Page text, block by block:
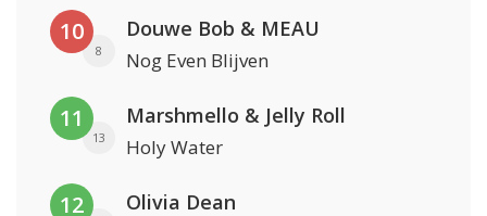
10
8
Douwe Bob & MEAU
Nog Even Blijven
11
13
Marshmello & Jelly Roll
Holy Water
12 Olivia Dean